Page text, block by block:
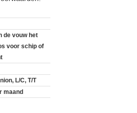
de vouw het
voor schip of
L/C, T/T
maand